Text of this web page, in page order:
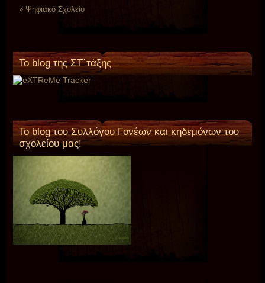
Ψηφιακό Σχολείο
To blog της ΣΤ΄τάξης
Το blog του Συλλόγου Γονέων και κηδεμόνων του
σχολείου μας!